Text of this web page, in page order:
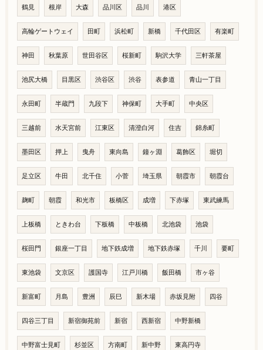
鶴見 根岸 大森 品川区 品川 港区
高輪ゲートウェイ 田町 浜松町 新橋 千代田区 有楽町
神田 秋葉原 世田谷区 桜新町 駒沢大学 三軒茶屋
池尻大橋 目黒区 渋谷区 渋谷 表参道 青山一丁目
永田町 半蔵門 九段下 神保町 大手町 中央区
三越前 水天宮前 江東区 清澄白河 住吉 錦糸町
墨田区 押上 曳舟 東向島 鐘ヶ淵 葛飾区 堀切
足立区 牛田 北千住 小菅 埼玉県 朝霞市 朝霞台
麹町 朝霞 和光市 板橋区 成増 下赤塚 東武練馬
上板橋 ときわ台 下板橋 中板橋 北池袋 池袋
桜田門 銀座一丁目 地下鉄成増 地下鉄赤塚 千川 要町
東池袋 文京区 護国寺 江戸川橋 飯田橋 市ヶ谷
新富町 月島 豊洲 辰巳 新木場 赤坂見附 四谷
四谷三丁目 新宿御苑前 新宿 西新宿 中野新橋
中野富士見町 杉並区 方南町 新中野 東高円寺